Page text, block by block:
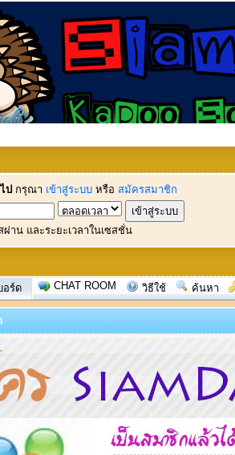
ป กรุณา เข้าสู่ระบบ หรือ สมัครสมาชิก
าน และระยะเวลาในเซสชั่น
อร์ด CHAT ROOM วิธีใช้ ค้นหา